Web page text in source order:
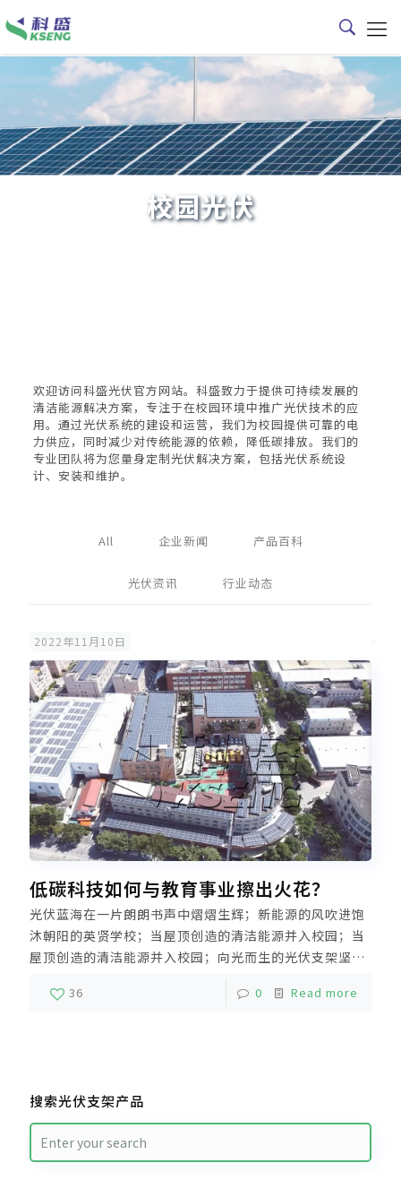
校园光伏
欢迎访问科盛光伏官方网站。科盛致力于提供可持续发展的
清洁能源解决方案，专注于在校园环境中推广光伏技术的应
用。通过光伏系统的建设和运营，我们为校园提供可靠的电
力供应，同时减少对传统能源的依赖，降低碳排放。我们的
专业团队将为您量身定制光伏解决方案，包括光伏系统设
计、安装和维护。
All 企业新闻 产品百科
光伏资讯 行业动态
2022年11月10日
低碳科技如何与教育事业擦出火花？
光伏蓝海在一片朗朗书声中熠熠生辉；新能源的风吹进饱
沐朝阳的英贤学校；当屋顶创造的清洁能源并入校园；当
屋顶创造的清洁能源并入校园；向光而生的光伏支架坚实
地驻守在屋顶；联袂环绕着生命力蓬勃的运动赛道；科盛
定制的平屋顶光伏支架解决方案，既可以保护屋面建筑结
36 0 Read more
搜索光伏支架产品